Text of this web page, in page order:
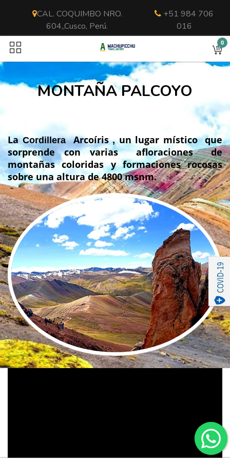
CAL. COQUIMBO NRO.
604,,Cusco, Perú.
+51 984 706
016
0
MONTAÑA PALCOYO
LaCordillera Arcoíris, un lugar místico que
sorprende con variasafloraciones
de
montañas coloridas y formaciones rocosas
sobre una altura de 4800 msnm.